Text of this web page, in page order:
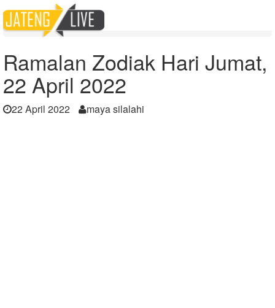
Home
Berita
Ramalan Zodiak Hari Jumat, 22 April 2022
Ramalan Zodiak Hari Jumat,
22 April 2022
22 April 2022 maya silalahi